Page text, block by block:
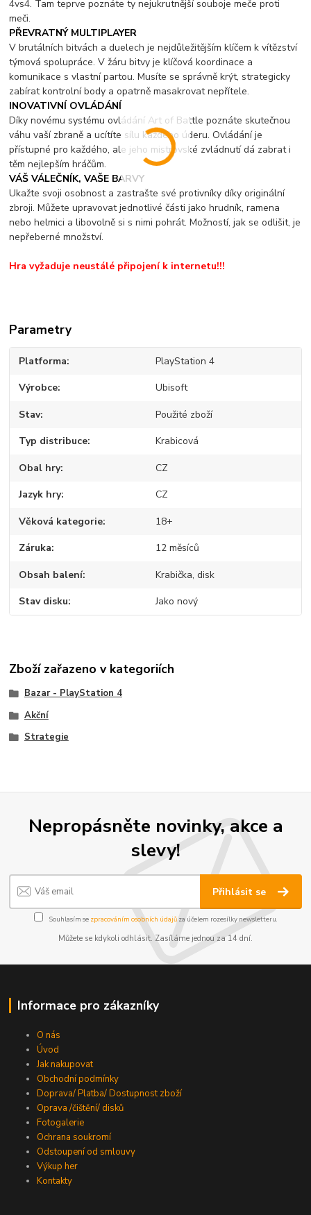
4vs4. Tam teprve poznáte ty nejukrutnější souboje meče proti
meči.
PŘEVRATNÝ MULTIPLAYER
V brutálních bitvách a duelech je nejdůležitějším klíčem k vítězství
týmová spolupráce. V žáru bitvy je klíčová koordinace a
komunikace s vlastní partou. Musíte se správně krýt, strategicky
zabírat kontrolní body a opatrně masakrovat nepřítele.
INOVATIVNÍ OVLÁDÁNÍ
Díky novému systému ovládání Art of Battle poznáte skutečnou
váhu vaší zbraně a ucítíte sílu každého úderu. Ovládání je
přístupné pro každého, ale jeho mistrovské zvládnutí dá zabrat i
těm nejlepším hráčům.
VÁŠ VÁLEČNÍK, VAŠE BARVY
Ukažte svoji osobnost a zastrašte své protivníky díky originální
zbroji. Můžete upravovat jednotlivé části jako hrudník, ramena
nebo helmici a libovolně si s nimi pohrát. Možností, jak se odlišit, je
nepřeberné množství.
Hra vyžaduje neustálé připojení k internetu!!!
Parametry
Platforma PlayStation 4
Výrobce Ubisoft
Stav Použité zboží
Typ distribuce Krabicová
Obal hry CZ
Jazyk hry CZ
Věková kategorie 18+
Záruka 12 měsíců
Obsah balení Krabička, disk
Stav disku Jako nový
Zboží zařazeno v kategoriích
Bazar - PlayStation 4
Akční
Strategie
Nepropásněte novinky, akce a
slevy!
Přihlásit se
Souhlasím se zpracováním osobních údajůza účelem rozesílky newsletteru.
Můžete se kdykoli odhlásit. Zasíláme jednou za 14 dní.
Informace pro zákazníky
O nás
Úvod
Jak nakupovat
Obchodní podmínky
Doprava/ Platba/ Dostupnost zboží
Oprava /čištění/ disků
Fotogalerie
Ochrana soukromí
Odstoupení od smlouvy
Výkup her
Kontakty